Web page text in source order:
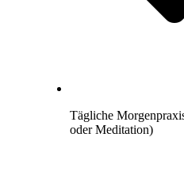
Tägliche
oder Meditation)